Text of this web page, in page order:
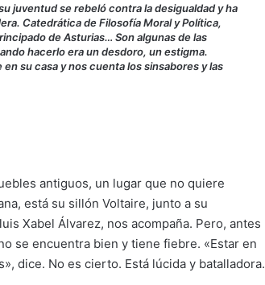
juventud se rebeló contra la desigualdad y ha
Catedrática de Filosofía Moral y Política,
de Asturias… Son algunas de las
hacerlo era un desdoro, un estigma.
su casa y nos cuenta los sinsabores y las
antiguos, un lugar que no quiere
está su sillón Voltaire, junto a su
Xabel Álvarez, nos acompaña. Pero, antes
se encuentra bien y tiene fiebre. «Estar en
dice. No es cierto. Está lúcida y batalladora.